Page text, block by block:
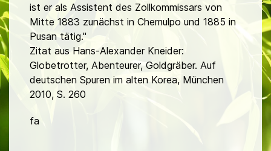
ist er als Assistent des Zollkommissars von
Mitte 1883 zunächst in Chemulpo und 1885 in
Pusan tätig."
Zitat aus Hans-Alexander Kneider:
Globetrotter, Abenteurer, Goldgräber. Auf
deutschen Spuren im alten Korea, München
2010, S. 260
fa